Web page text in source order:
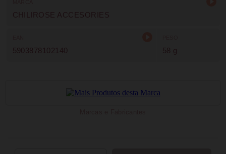
CHILIROSE ACCESORIES
5903878102140 58 g